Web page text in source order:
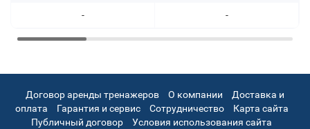
- -
Договор аренды тренажеров О компании
Доставка и
оплата
Гарантия и сервис Сотрудничество
Карта сайта
Публичный договор
Условия использования сайта